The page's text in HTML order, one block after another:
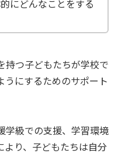
にどんなことをする
持つ子どもたちが学校で
うにするためのサポート
学級での支援、学習環境
より、子どもたちは自分